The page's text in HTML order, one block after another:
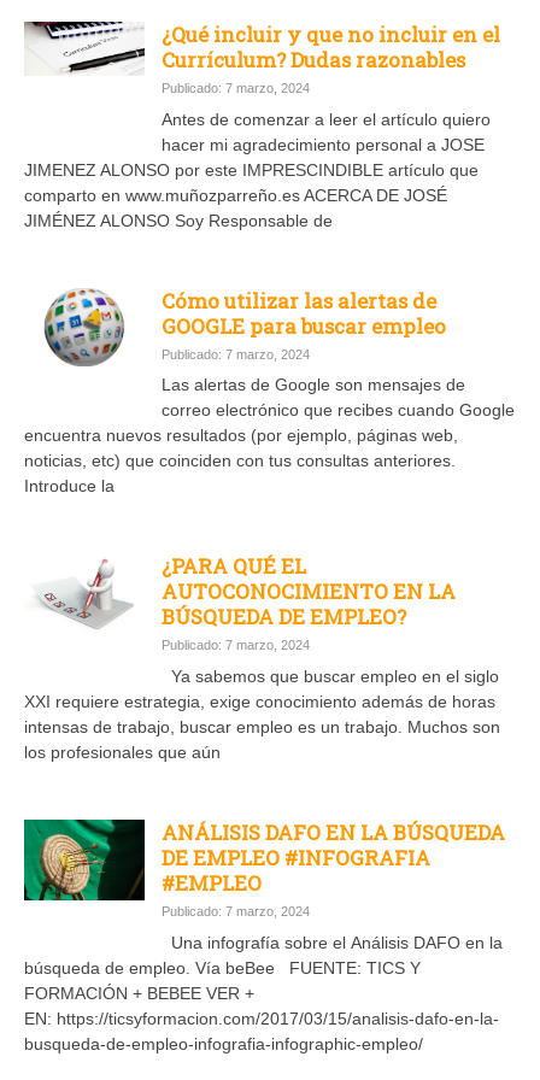
¿Qué incluir y que no incluir en el
Currículum? Dudas razonables
Publicado: 7 marzo, 2024
Antes de comenzar a leer el artículo quiero
hacer mi agradecimiento personal a JOSE
JIMENEZ ALONSO por este IMPRESCINDIBLE artículo que
comparto en www.muñozparreño.es ACERCA DE JOSÉ
JIMÉNEZ ALONSO Soy Responsable de
Cómo utilizar las alertas de
GOOGLE para buscar empleo
Publicado: 7 marzo, 2024
Las alertas de Google son mensajes de
correo electrónico que recibes cuando Google
encuentra nuevos resultados (por ejemplo, páginas web,
noticias, etc) que coinciden con tus consultas anteriores.
Introduce la
¿PARA QUÉ EL
AUTOCONOCIMIENTO EN LA
BÚSQUEDA DE EMPLEO?
Publicado: 7 marzo, 2024
Ya sabemos que buscar empleo en el siglo
XXI requiere estrategia, exige conocimiento además de horas
intensas de trabajo, buscar empleo es un trabajo. Muchos son
los profesionales que aún
ANÁLISIS DAFO EN LA BÚSQUEDA
DE EMPLEO #INFOGRAFIA
#EMPLEO
Publicado: 7 marzo, 2024
Una infografía sobre el Análisis DAFO en la
búsqueda de empleo. Vía beBee FUENTE: TICS Y
FORMACIÓN + BEBEE VER +
EN: https://ticsyformacion.com/2017/03/15/analisis-dafo-en-la-
busqueda-de-empleo-infografia-infographic-empleo/